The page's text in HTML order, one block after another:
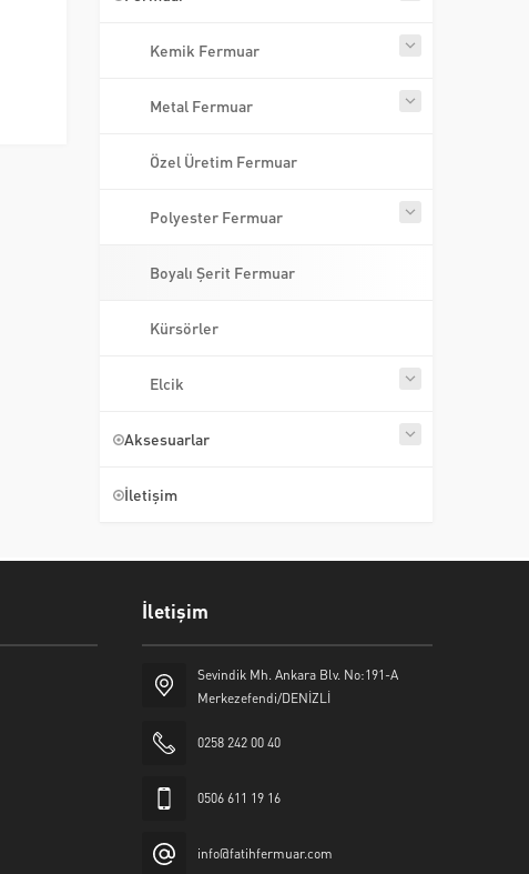
Kemik Fermuar
Metal Fermuar
Özel Üretim Fermuar
Polyester Fermuar
Boyalı Şerit Fermuar
Kürsörler
Elcik
Aksesuarlar
İletişim
İletişim
Sevindik Mh. Ankara Blv. No:191-A
Merkezefendi/DENİZLİ
0258 242 00 40
0506 611 19 16
info@fatihfermuar.com